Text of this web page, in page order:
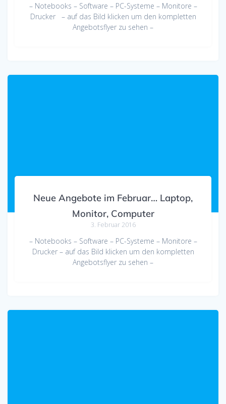
– Notebooks – Software – PC-Systeme – Monitore –
Drucker – auf das Bild klicken um den kompletten
Angebotsflyer zu sehen –
Neue Angebote im Februar… Laptop,
Monitor, Computer
3. Februar 2016
– Notebooks – Software – PC-Systeme – Monitore –
Drucker – auf das Bild klicken um den kompletten
Angebotsflyer zu sehen –